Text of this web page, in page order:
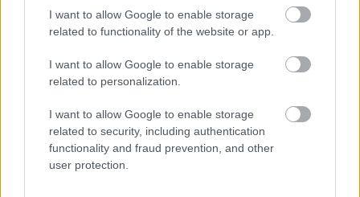
I want to allow Google to enable storage
related to functionality of the website or app.
I want to allow Google to enable storage
related to personalization.
I want to allow Google to enable storage
related to security, including authentication
functionality and fraud prevention, and other
user protection.
Rekonštrukcia bytu